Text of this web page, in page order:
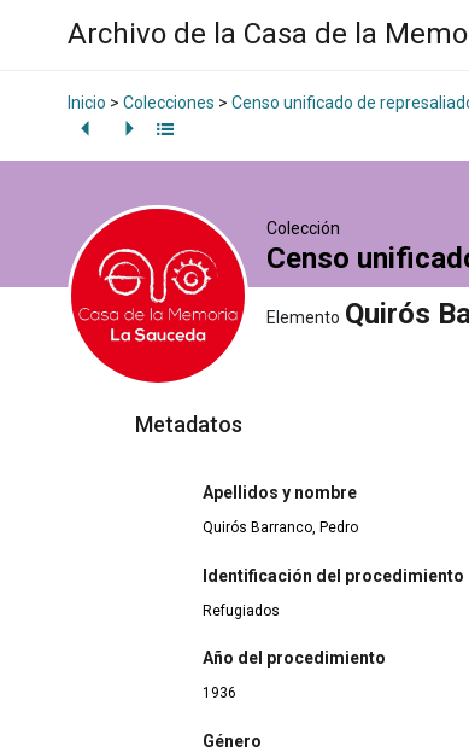
Archivo de la Casa de la
Inicio > Colecciones > Censo unificado de
Colección
Censo
Elemento Quirós
Metadatos
Apellidos y nombre
Quirós Barranco, Pedro
Identificación del procedimiento
Refugiados
Año del procedimiento
1936
Género